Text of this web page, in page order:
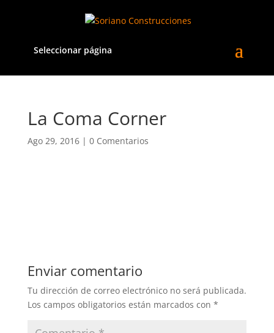
Seleccionar página
La Coma Corner
Ago 29, 2016| 0 Comentarios
Enviar comentario
Tu dirección de correo electrónico no será publicada.
Los campos obligatorios están marcados con *